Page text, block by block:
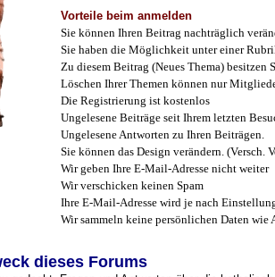
Vorteile beim anmelden
Sie können Ihren Beitrag nachträglich
Sie haben die Möglichkeit unter einer
Zu diesem Beitrag (Neues Thema) besitzen
Löschen Ihrer Themen können nur
Die Registrierung ist kostenlos
Ungelesene Beiträge seit Ihrem letzten
Ungelesene Antworten zu Ihren Beiträgen.
Sie können das Design verändern. (Versch.
Wir geben Ihre E-Mail-Adresse nicht weiter
Wir verschicken keinen Spam
Ihre E-Mail-Adresse wird je nach
Wir sammeln keine persönlichen Daten wie
dieses Forums